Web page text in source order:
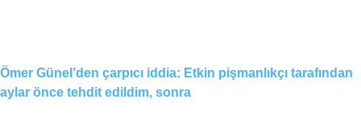
Ömer Günel’den çarpıcı iddia: Etkin pişmanlıkçı tarafından
aylar önce tehdit edildim, sonra